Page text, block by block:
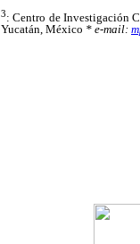
3: Centro de Investigación
Yucatán, México * e-mail: